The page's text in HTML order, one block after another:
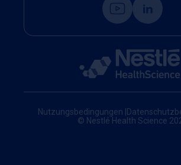
Nutzungsbedingungen
© Nestlé Health Science